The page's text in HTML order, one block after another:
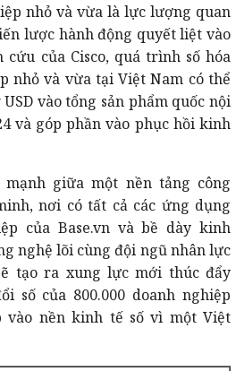
nhỏ và vừa là lực lượng quan
lược hành động quyết liệt vào
cứu của Cisco, quá trình số hóa
nhỏ và vừa tại Việt Nam có thể
vào tổng sản phẩm quốc nội
và góp phần vào phục hồi kinh
mạnh giữa một nền tảng công
nơi có tất cả các ứng dụng
của Base.vn và bề dày kinh
nghệ lõi cùng đội ngũ nhân lực
tạo ra xung lực mới thúc đẩy
số của 800.000 doanh nghiệp
vào nền kinh tế số vì một Việt